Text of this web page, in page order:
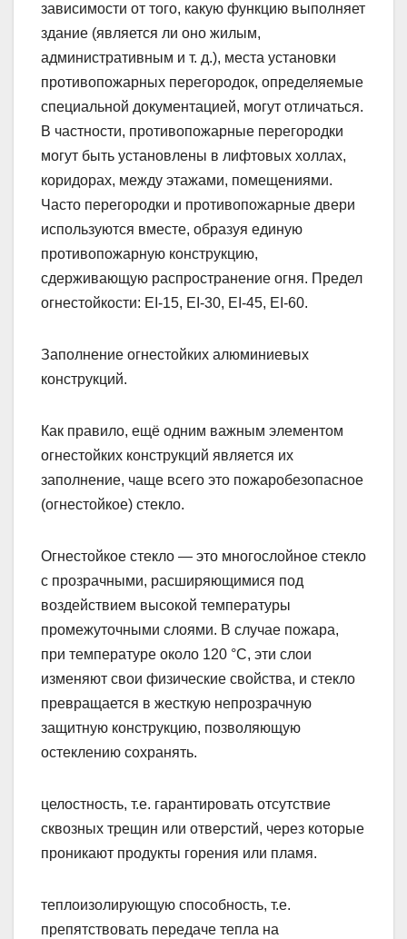
зависимости от того, какую функцию выполняет
здание (является ли оно жилым,
административным и т. д.), места установки
противопожарных перегородок, определяемые
специальной документацией, могут отличаться.
В частности, противопожарные перегородки
могут быть установлены в лифтовых холлах,
коридорах, между этажами, помещениями.
Часто перегородки и противопожарные двери
используются вместе, образуя единую
противопожарную конструкцию,
сдерживающую распространение огня. Предел
огнестойкости: EI-15, EI-30, EI-45, EI-60.
Заполнение огнестойких алюминиевых
конструкций.
Как правило, ещё одним важным элементом
огнестойких конструкций является их
заполнение, чаще всего это пожаробезопасное
(огнестойкое) стекло.
Огнестойкое стекло — это многослойное стекло
с прозрачными, расширяющимися под
воздействием высокой температуры
промежуточными слоями. В случае пожара,
при температуре около 120 °С, эти слои
изменяют свои физические свойства, и стекло
превращается в жесткую непрозрачную
защитную конструкцию, позволяющую
остеклению сохранять.
целостность, т.е. гарантировать отсутствие
сквозных трещин или отверстий, через которые
проникают продукты горения или пламя.
теплоизолирующую способность, т.е.
препятствовать передаче тепла на